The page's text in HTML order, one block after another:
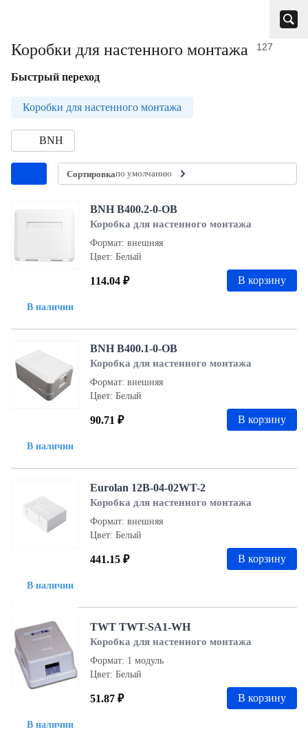
Коробки для настенного монтажа 127
Быстрый переход
Коробки для настенного монтажа
BNH
Сортировкапо умолчанию
В наличии
BNH B400.2-0-OB
Коробка для настенного монтажа
Формат: внешняя
Цвет: Белый
114.04 ₽ В корзину
В наличии
BNH B400.1-0-OB
Коробка для настенного монтажа
Формат: внешняя
Цвет: Белый
90.71 ₽ В корзину
В наличии
Eurolan 12B-04-02WT-2
Коробка для настенного монтажа
Формат: внешняя
Цвет: Белый
441.15 ₽ В корзину
В наличии
TWT TWT-SA1-WH
Коробка для настенного монтажа
Формат: 1 модуль
Цвет: Белый
51.87 ₽ В корзину